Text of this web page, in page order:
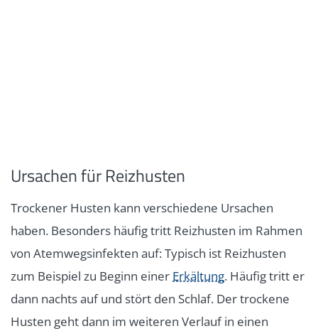
Ursachen für Reizhusten
Trockener Husten kann verschiedene Ursachen
haben. Besonders häufig tritt Reizhusten im Rahmen
von Atemwegsinfekten auf: Typisch ist Reizhusten
zum Beispiel zu Beginn einer Erkältung. Häufig tritt er
dann nachts auf und stört den Schlaf. Der trockene
Husten geht dann im weiteren Verlauf in einen